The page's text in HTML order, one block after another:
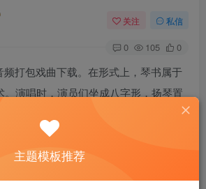
关注 私信
0 105 0
频打包戏曲下载。在形式上，琴书属于
。演唱时，演员们坐成八字形，扬琴置
分别摆放在两侧。演员们自己拉弦、自
声音的交织，表现出琴书独特的艺术风
展中，演唱者通常会扮演不同的角色，
主题模板推荐